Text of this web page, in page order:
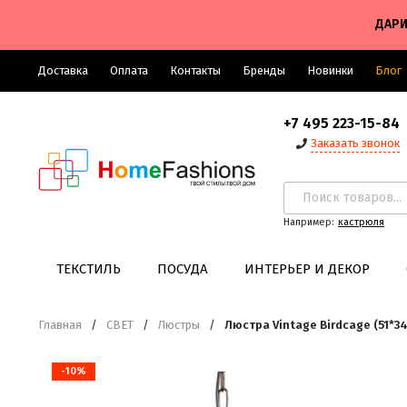
Доставка Оплата Контакты Бренды Новинки Блог
+7 495 223-15-84
Заказать звонок
Например: кастрюля
ТЕКСТИЛЬ ПОСУДА ИНТЕРЬЕР И ДЕКОР
Главная / СВЕТ / Люстры / Люстра Vintage Birdcage
-10%